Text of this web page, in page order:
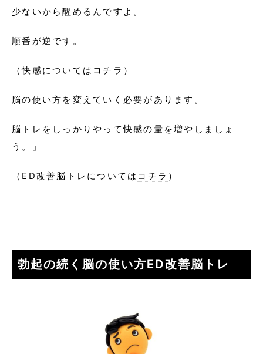
少ないから醒めるんですよ。
順番が逆です。
（快感については コチラ ）
脳の使い方を変えていく必要があります。
脳トレをしっかりやって快感の量を増やしましょ
う。」
（ED改善脳トレについては コチラ ）
勃起の続く脳の使い方ED改善脳トレ